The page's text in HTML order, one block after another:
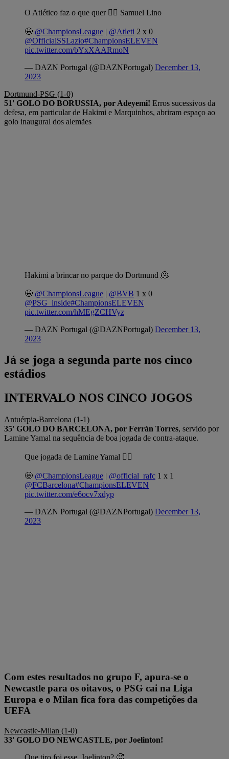
O Atlético faz o que quer 🤷‍♂️ Samuel Lino
🤩 @ChampionsLeague | @Atleti 2 x 0
@OfficialSSLazio#ChampionsELEVEN
pic.twitter.com/bYxXAARmoN
— DAZN Portugal (@DAZNPortugal) December 13,
2023
Dortmund-PSG (1-0)
51' GOLO DO BORUSSIA, por Adeyemi! Erros sucessivos da
defesa, em particular de Hakimi e Marquinhos, abriram espaço ao
golo inaugural dos alemães
Hakimi a brincar no parque do Dortmund 🫠
🤩 @ChampionsLeague | @BVB 1 x 0
@PSG_inside#ChampionsELEVEN
pic.twitter.com/hMEgZCHVyz
— DAZN Portugal (@DAZNPortugal) December 13,
2023
Já se joga a segunda parte nos cinco
estádios
INTERVALO NOS CINCO JOGOS
Antuérpia-Barcelona (1-1)
35' GOLO DO BARCELONA, por Ferrán Torres, servido por
Lamine Yamal na sequência de boa jogada de contra-ataque.
Que jogada de Lamine Yamal 😮‍💨
🤩 @ChampionsLeague | @official_rafc 1 x 1
@FCBarcelona#ChampionsELEVEN
pic.twitter.com/e6ocv7xdyp
— DAZN Portugal (@DAZNPortugal) December 13,
2023
Com estes resultados no grupo F, apura-se o
Newcastle para os oitavos, o PSG cai na Liga
Europa e o Milan fica fora das competições da
UEFA
Newcastle-Milan (1-0)
33' GOLO DO NEWCASTLE, por Joelinton!
Que tiro foi esse, Joelinton? 🥵